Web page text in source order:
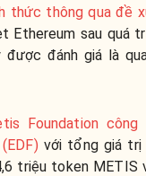
thức thông qua đề
Ethereum sau quá
đánh giá là
Foundation công
với tổng giá trị
triệu token METIS